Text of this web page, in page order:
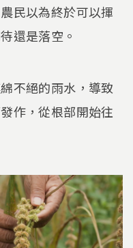
民以為終於可以揮
還是落空。
不絕的雨水，導致
作，從根部開始往